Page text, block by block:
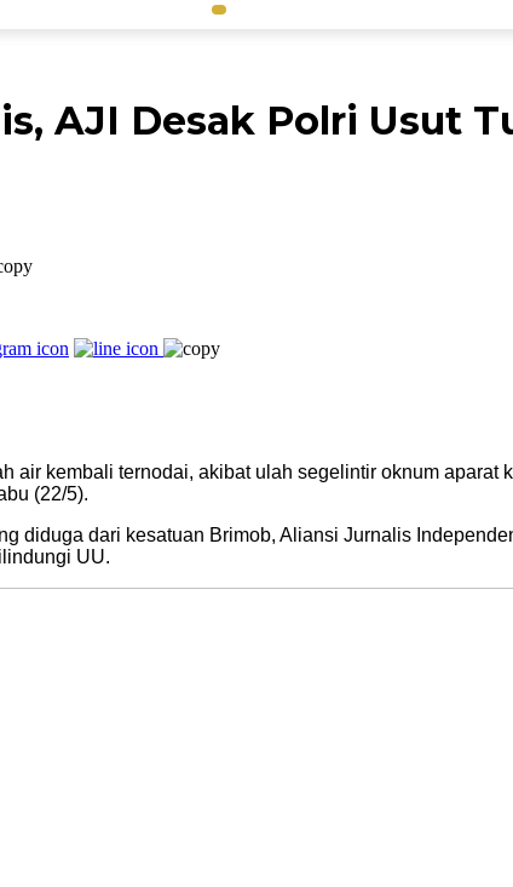
AJI Desak Polri Usut
air kembali ternodai, akibat ulah segelintir oknum
(22/5).
diduga dari kesatuan Brimob, Aliansi Jurnalis
UU.